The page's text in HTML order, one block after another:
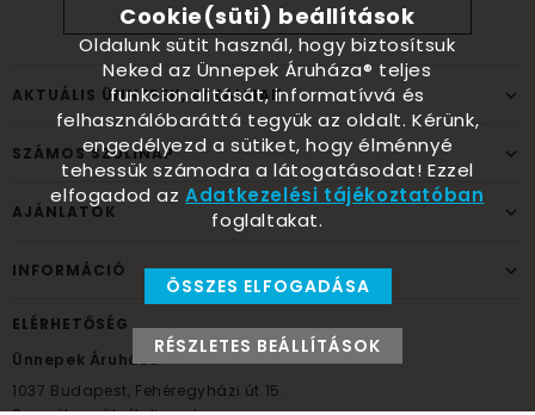
AKTUÁLIS ÜNNEPEK, ALKALMAK
SZÁMOS SZÜLINAP
AJÁNLATOK
INFORMÁCIÓ
ELÉRHETŐSÉG
Ünnepek Áruháza
1037 Budapest, Fehéregyházi út 15.
Cookie(süti) beállítások
Oldalunk sütit használ, hogy biztosítsuk
Neked az Ünnepek Áruháza® teljes
funkcionalitását, informatívvá és
felhasználóbaráttá tegyük az oldalt. Kérünk,
engedélyezd a sütiket, hogy élménnyé
tehessük számodra a látogatásodat! Ezzel
elfogadod azAdatkezelési tájékoztatóban
foglaltakat.
ÖSSZES ELFOGADÁSA
RÉSZLETES BEÁLLÍTÁSOK